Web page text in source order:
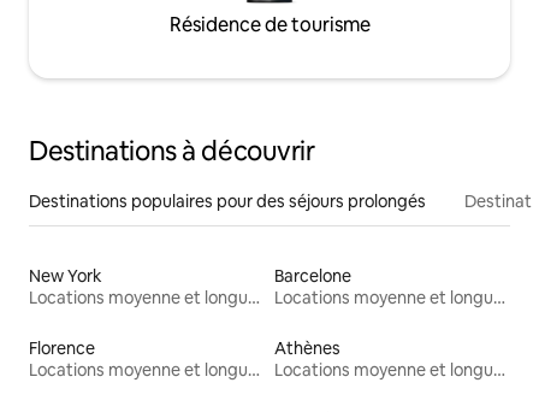
Résidence de tourisme
Destinations à découvrir
Destinations populaires pour des séjours prolongés
New York
Locations moyenne et longue durée
Barcelone
Locations moyenne et longue durée
Florence
Locations moyenne et longue durée
Athènes
Locations moyenne et longue durée